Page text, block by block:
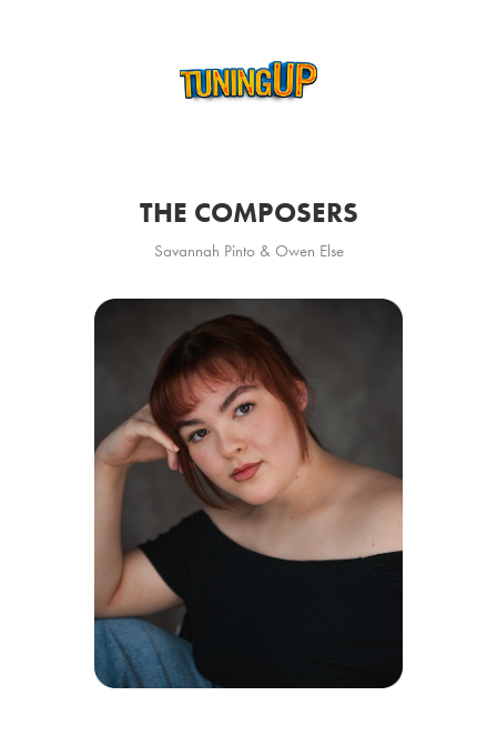
THE COMPOSERS
Savannah Pinto & Owen Else